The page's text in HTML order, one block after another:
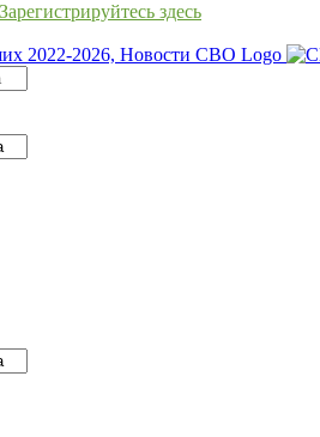
Зарегистрируйтесь здесь